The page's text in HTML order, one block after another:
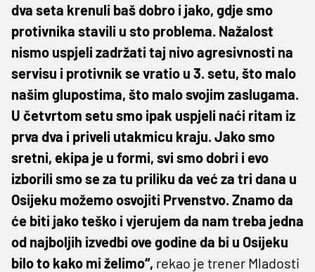
dva seta krenuli baš dobro i jako, gdje smo
protivnika stavili u sto problema. Nažalost
nismo uspjeli zadržati taj nivo agresivnosti na
servisu i protivnik se vratio u 3. setu, što malo
našim glupostima, što malo svojim zaslugama.
U četvrtom setu smo ipak uspjeli naći ritam iz
prva dva i priveli utakmicu kraju. Jako smo
sretni, ekipa je u formi, svi smo dobri i evo
izborili smo se za tu priliku da već za tri dana u
Osijeku možemo osvojiti Prvenstvo. Znamo da
će biti jako teško i vjerujem da nam treba jedna
od najboljih izvedbi ove godine da bi u Osijeku
bilo to kako mi želimo“, rekao je trener Mladosti